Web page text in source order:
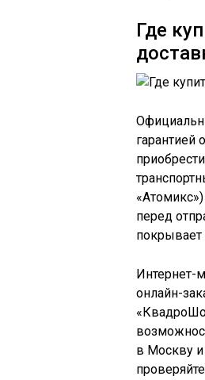
Где
гарантией
перед
покрывает
Интернет-
онлайн-
в Москву и